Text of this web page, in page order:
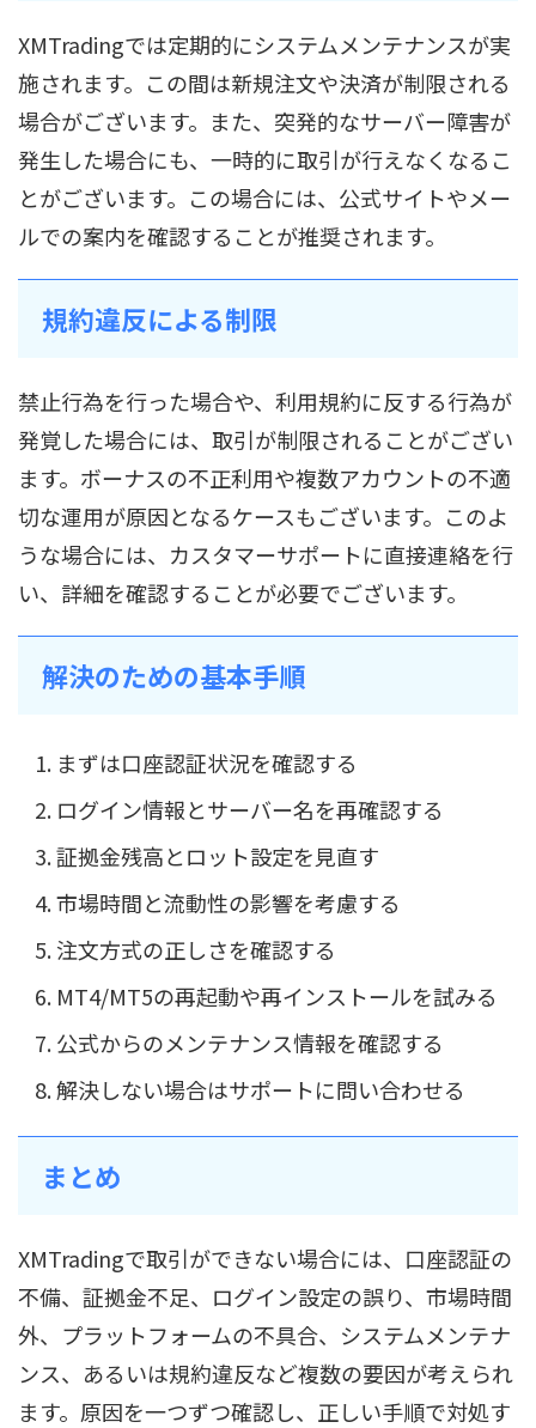
XMTradingでは定期的にシステムメンテナンスが実
施されます。この間は新規注文や決済が制限される
場合がございます。また、突発的なサーバー障害が
発生した場合にも、一時的に取引が行えなくなるこ
とがございます。この場合には、公式サイトやメー
ルでの案内を確認することが推奨されます。
規約違反による制限
禁止行為を行った場合や、利用規約に反する行為が
発覚した場合には、取引が制限されることがござい
ます。ボーナスの不正利用や複数アカウントの不適
切な運用が原因となるケースもございます。このよ
うな場合には、カスタマーサポートに直接連絡を行
い、詳細を確認することが必要でございます。
解決のための基本手順
まずは口座認証状況を確認する
ログイン情報とサーバー名を再確認する
証拠金残高とロット設定を見直す
市場時間と流動性の影響を考慮する
注文方式の正しさを確認する
MT4/MT5の再起動や再インストールを試みる
公式からのメンテナンス情報を確認する
解決しない場合はサポートに問い合わせる
まとめ
XMTradingで取引ができない場合には、口座認証の
不備、証拠金不足、ログイン設定の誤り、市場時間
外、プラットフォームの不具合、システムメンテナ
ンス、あるいは規約違反など複数の要因が考えられ
ます。原因を一つずつ確認し、正しい手順で対処す